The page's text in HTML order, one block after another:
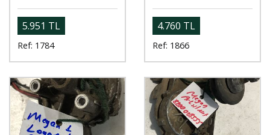
5.951 TL
Ref: 1784
4.760 TL
Ref: 1866